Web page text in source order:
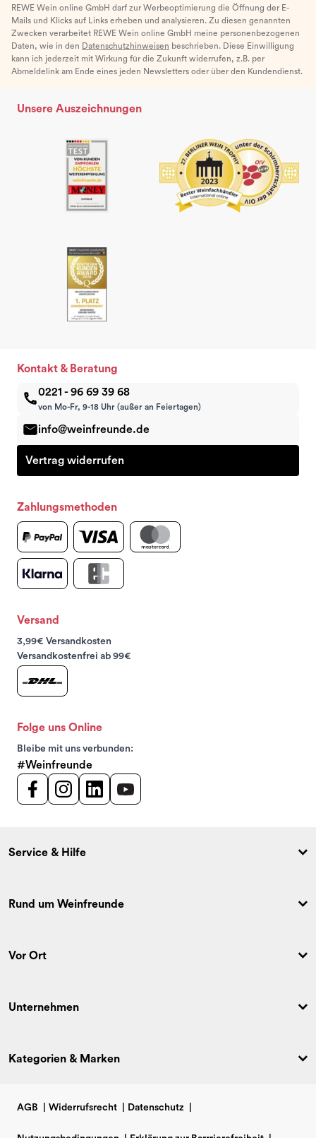
REWE Wein online GmbH darf zur Werbeoptimierung die Öffnung der E-
Mails und Klicks auf Links erheben und analysieren. Zu diesen genannten
Zwecken verarbeitet REWE Wein online GmbH meine personenbezogenen
Daten, wie in den Datenschutzhinweisen beschrieben. Diese Einwilligung
kann ich jederzeit mit Wirkung für die Zukunft widerrufen, z.B. per
Abmeldelink am Ende eines jeden Newsletters oder über den Kundendienst.
Unsere Auszeichnungen
Kontakt & Beratung
0221 - 96 69 39 68
von Mo-Fr, 9-18 Uhr (außer an Feiertagen)
info@weinfreunde.de
Vertrag widerrufen
Zahlungsmethoden
Versand
3,99€ Versandkosten
Versandkostenfrei ab 99€
Folge uns Online
Bleibe mit uns verbunden:
#Weinfreunde
Service & Hilfe
Rund um Weinfreunde
Vor Ort
Unternehmen
Kategorien & Marken
AGB Widerrufsrecht Datenschutz